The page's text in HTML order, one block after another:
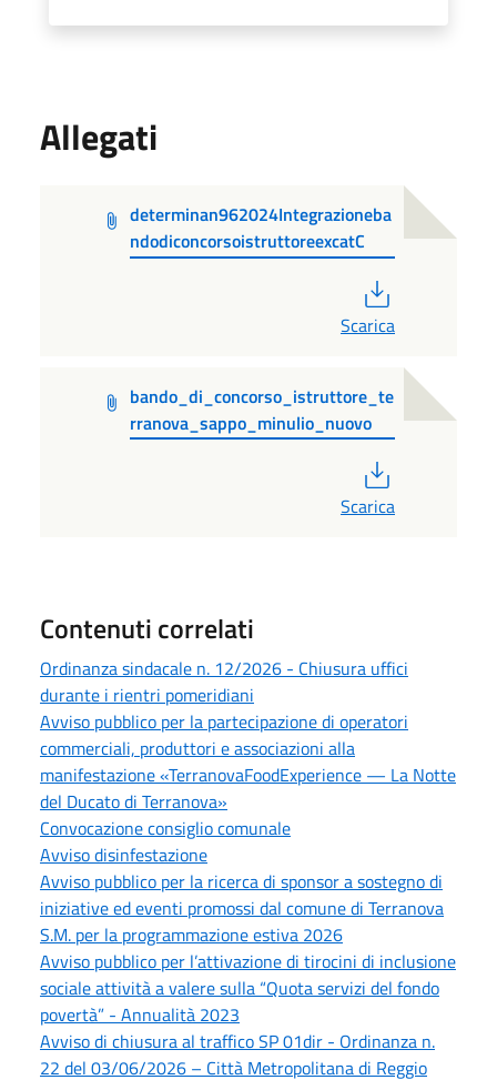
Allegati
determinan962024Integrazioneba
ndodiconcorsoistruttoreexcatC
Scarica
bando_di_concorso_istruttore_te
rranova_sappo_minulio_nuovo
Scarica
Contenuti correlati
Ordinanza sindacale n. 12/2026 - Chiusura uffici
durante i rientri pomeridiani
Avviso pubblico per la partecipazione di operatori
commerciali, produttori e associazioni alla
manifestazione «TerranovaFoodExperience — La Notte
del Ducato di Terranova»
Convocazione consiglio comunale
Avviso disinfestazione
Avviso pubblico per la ricerca di sponsor a sostegno di
iniziative ed eventi promossi dal comune di Terranova
S.M. per la programmazione estiva 2026
Avviso pubblico per l’attivazione di tirocini di inclusione
sociale attività a valere sulla “Quota servizi del fondo
povertà” - Annualità 2023
Avviso di chiusura al traffico SP 01dir - Ordinanza n.
22 del 03/06/2026 – Città Metropolitana di Reggio